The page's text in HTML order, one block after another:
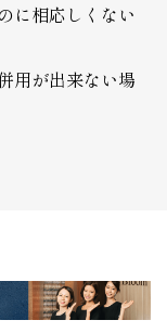
に相応しくない
用が出来ない場